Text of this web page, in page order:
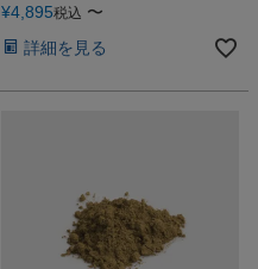
¥4,895税込 〜
詳細を見る